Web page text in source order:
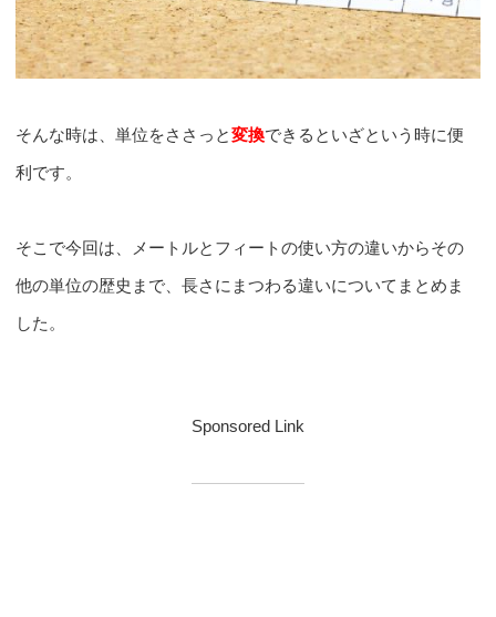
そんな時は、単位をささっと変換できるといざという時に便
利です。
そこで今回は、メートルとフィートの使い方の違いからその
他の単位の歴史まで、長さにまつわる違いについてまとめま
した。
Sponsored Link